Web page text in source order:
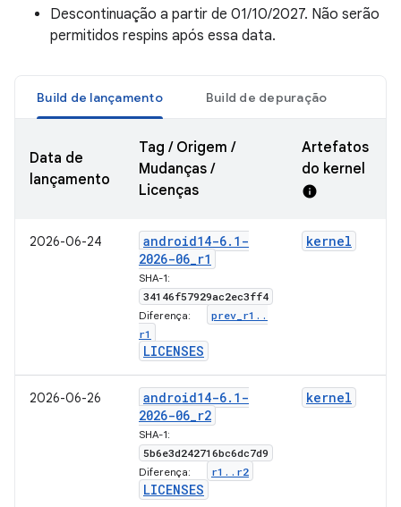
Descontinuação a partir de 01/10/2027. Não serão
permitidos respins após essa data.
Build de lançamento Build de depuração
Data de
lançamento
Tag / Origem /
Mudanças /
Licenças
Artefatos
do kernel
info
2026-06-24 android14-6. 1-
2026-06_r1
SHA-1:
34146f57929ac2ec3ff4
Diferença: prev r1 . .
r1
LICENSES
kernel
2026-06-26 android14-6. 1-
2026-06_r2
SHA-1:
5b6e3d242716bc6dc7d9
Diferença: r1 . . r2
LICENSES
kernel